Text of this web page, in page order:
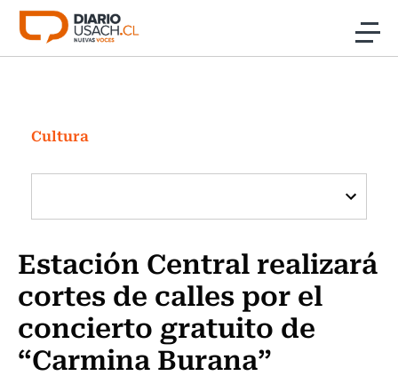
Click acá para ir directamente al contenido
Investigación
Cultura
Programas Radio y TV Usach
Cultura
Estación Central realizará
cortes de calles por el
concierto gratuito de
“Carmina Burana”